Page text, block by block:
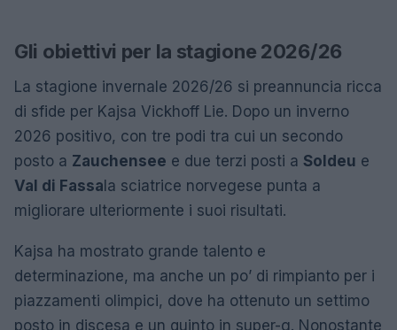
Gli obiettivi per la stagione 2026/26
La stagione invernale 2026/26 si preannuncia ricca
di sfide per Kajsa Vickhoff Lie. Dopo un inverno
2026 positivo, con tre podi tra cui un secondo
posto a Zauchensee e due terzi posti a Soldeu e
Val di Fassa la sciatrice norvegese punta a
migliorare ulteriormente i suoi risultati.
Kajsa ha mostrato grande talento e
determinazione, ma anche un po’ di rimpianto per i
piazzamenti olimpici, dove ha ottenuto un settimo
posto in discesa e un quinto in super-g. Nonostante